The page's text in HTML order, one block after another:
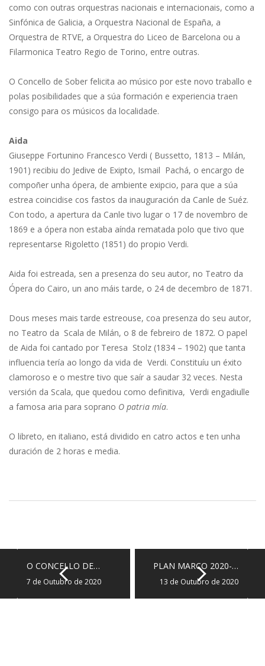
como con outras orquestras nacionais e internacionais, como a
Sinfónica de Galicia, a Orquestra Nacional de España, a
Orquestra de RTVE, a Orquestra do Liceo de Barcelona ou a
Filarmonica Teatro Regio de Torino, entre outras.
O Concello de Sober felicita ao músico por este novo traballo e
polas posibilidades que a súa formación e experiencia traen
consigo para os músicos da localidade.
Aida
Giuseppe Fortunino Francesco Verdi ( Bussetto, 1813 – Milán,
1901) recibiu do Jedive de Exipto, Ismail Pachá, o encargo de
compoñer unha ópera, de ambiente exipcio, para que a súa
estrea coincidise cos fastos da inauguración da Canle de Suéz.
Con todo, a apertura da Canle tivo lugar o 17 de novembro de
1869 e a ópera non estaba aínda rematada polo que tivo que
representarse Rigoletto (1851) do propio Verdi.
Aida foi estreada, sen a presenza do seu autor, no Teatro da
Ópera do Cairo, un ano máis tarde, o 24 de decembro de 1871.
Dous meses mais tarde estreouse, coa presenza do seu autor,
no Teatro da Scala de Milán, o 8 de febreiro de 1872. O papel
de Aida foi cantado por Teresa Stolz (1834 – 1902) que tanta
influencia tería ao longo da vida de Verdi. Constituíu un éxito
clamoroso e o mestre tivo que saír a saudar 32 veces. Nesta
versión da Scala, que quedou como definitiva, Verdi engadiulle
a famosa aria para soprano O patria mía.
O libreto, en italiano, está dividido en catro actos e ten unha
duración de 2 horas e media.
O CONCELLO DE…
7 de Outubro de 2020
PLAN MARCO 2020-…
13 de Outubro de 2020